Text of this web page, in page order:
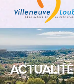
ACTUALITÉ